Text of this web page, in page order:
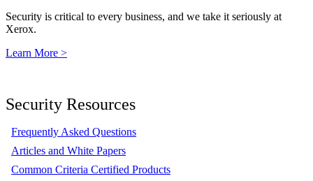
Security is critical to every business, and we take it seriously at
Xerox.
Learn More >
Security Resources
Frequently Asked Questions
Articles and White Papers
Common Criteria Certified Products